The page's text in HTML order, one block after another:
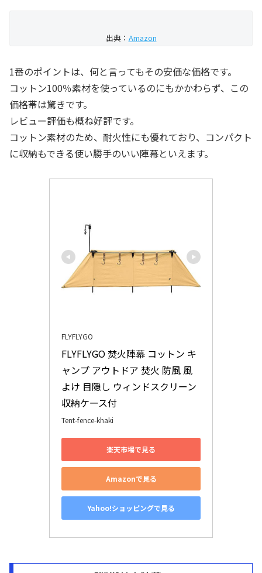
出典： Amazon
1番のポイントは、何と言ってもその安価な価格です。
コットン100％素材を使っているのにもかかわらず、この
価格帯は驚きです。
レビュー評価も概ね好評です。
コットン素材のため、耐火性にも優れており、コンパクト
に収納もできる使い勝手のいい陣幕といえます。
FLYFLYGO
FLYFLYGO 焚火陣幕 コットン キ
ャンプ アウトドア 焚火 防風 風
よけ 目隠し ウィンドスクリーン
収納ケース付
Tent-fence-khaki
楽天市場で見る
Amazonで見る
Yahoo!ショッピングで見る